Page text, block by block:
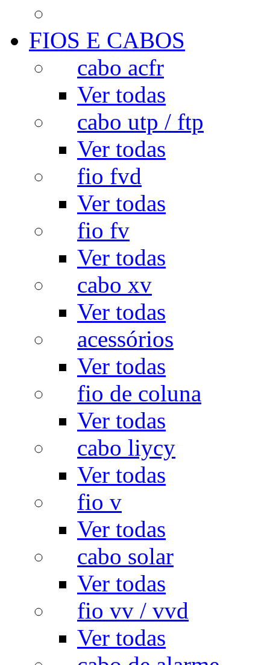
FIOS E CABOS
cabo acfr
Ver todas
cabo utp / ftp
Ver todas
fio fvd
Ver todas
fio fv
Ver todas
cabo xv
Ver todas
acessórios
Ver todas
fio de coluna
Ver todas
cabo liycy
Ver todas
fio v
Ver todas
cabo solar
Ver todas
fio vv / vvd
Ver todas